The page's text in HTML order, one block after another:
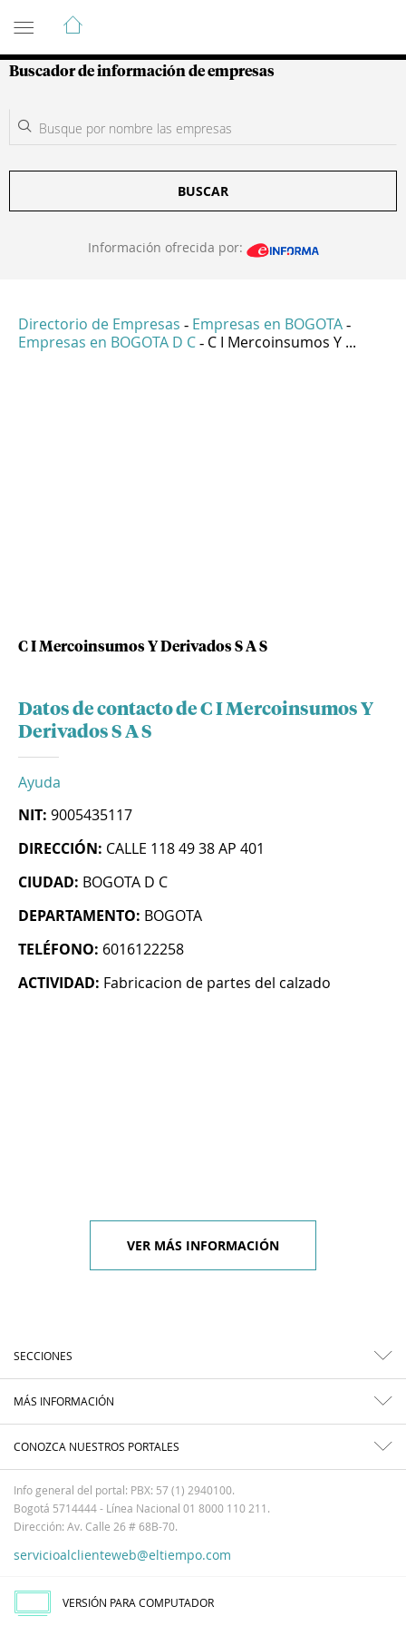
Guía de Empresas Colombianas
Buscador de información de empresas
BUSCAR
Información ofrecida por:
Directorio de Empresas - Empresas en BOGOTA -
Empresas en BOGOTA D C - C I Mercoinsumos Y ...
C I Mercoinsumos Y Derivados S A S
Datos de contacto de C I Mercoinsumos Y
Derivados S A S
Ayuda
NIT: 9005435117
DIRECCIÓN: CALLE 118 49 38 AP 401
CIUDAD: BOGOTA D C
DEPARTAMENTO: BOGOTA
TELÉFONO: 6016122258
ACTIVIDAD: Fabricacion de partes del calzado
VER MÁS INFORMACIÓN
SECCIONES
MÁS INFORMACIÓN
CONOZCA NUESTROS PORTALES
Info general del portal: PBX: 57 (1) 2940100.
Bogotá 5714444 - Línea Nacional 01 8000 110 211.
Dirección: Av. Calle 26 # 68B-70.
servicioalclienteweb@eltiempo.com
VERSIÓN PARA COMPUTADOR